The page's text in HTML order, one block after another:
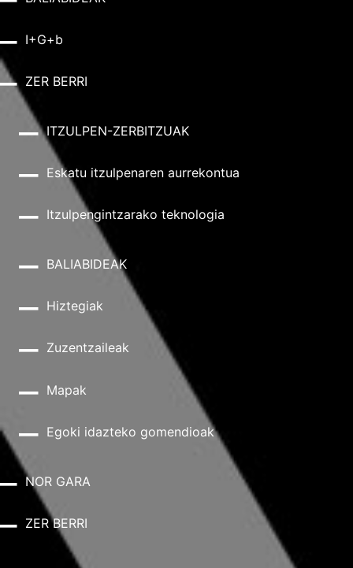
I+G+b
ZER BERRI
ITZULPEN-ZERBITZUAK
Eskatu itzulpenaren aurrekontua
Itzulpengintzarako teknologia
BALIABIDEAK
Hiztegiak
Zuzentzaileak
Mapak
Egoki idazteko gomendioak
NOR GARA
ZER BERRI